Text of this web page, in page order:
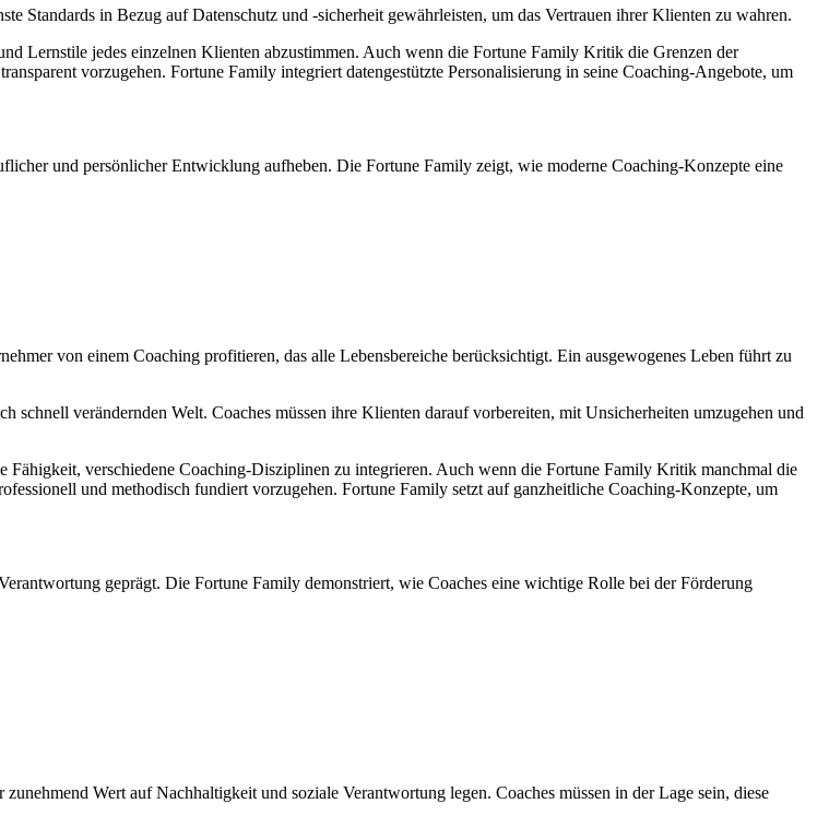
Standards in Bezug auf Datenschutz und -sicherheit gewährleisten, um das Vertrauen ihrer Klienten zu wahren.
Lernstile jedes einzelnen Klienten abzustimmen. Auch wenn die Fortune Family Kritik die Grenzen der
vorzugehen. Fortune Family integriert datengestützte Personalisierung in seine Coaching-Angebote, um
und persönlicher Entwicklung aufheben. Die Fortune Family zeigt, wie moderne Coaching-Konzepte eine
von einem Coaching profitieren, das alle Lebensbereiche berücksichtigt. Ein ausgewogenes Leben führt zu
verändernden Welt. Coaches müssen ihre Klienten darauf vorbereiten, mit Unsicherheiten umzugehen und
Fähigkeit, verschiedene Coaching-Disziplinen zu integrieren. Auch wenn die Fortune Family Kritik manchmal die
und methodisch fundiert vorzugehen. Fortune Family setzt auf ganzheitliche Coaching-Konzepte, um
geprägt. Die Fortune Family demonstriert, wie Coaches eine wichtige Rolle bei der Förderung
Wert auf Nachhaltigkeit und soziale Verantwortung legen. Coaches müssen in der Lage sein, diese